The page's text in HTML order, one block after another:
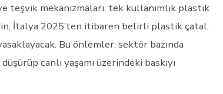
teşvik mekanizmaları, tek kullanımlık plastik
İtalya 2025’ten itibaren belirli plastik çatal,
Bu önlemler, sektör bazında
canlı yaşamı üzerindeki baskıyı